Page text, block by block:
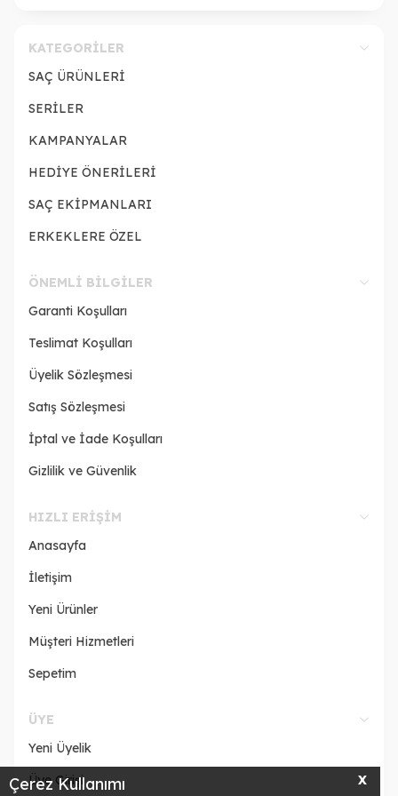
X
Çerez Kullanımı
KATEGORILER
SAÇ ÜRÜNLERİ
SERİLER
KAMPANYALAR
HEDİYE ÖNERİLERİ
SAÇ EKİPMANLARI
ERKEKLERE ÖZEL
ÖNEMLI BILGILER
Garanti Koşulları
Teslimat Koşulları
Üyelik Sözleşmesi
Satış Sözleşmesi
İptal ve İade Koşulları
Gizlilik ve Güvenlik
HIZLI ERIŞIM
Anasayfa
İletişim
Yeni Ürünler
Müşteri Hizmetleri
Sepetim
ÜYE
Yeni Üyelik
Üye Girişi